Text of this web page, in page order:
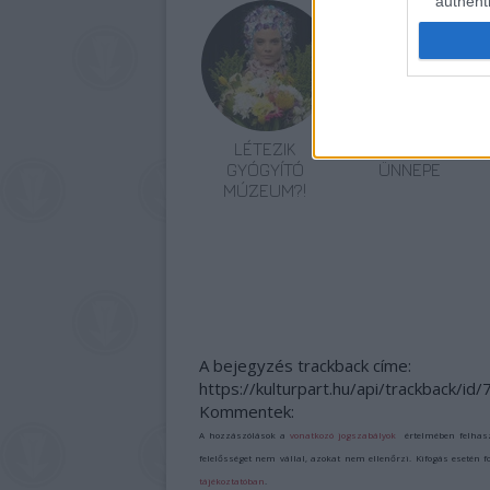
LÉTEZIK
GYÓGYÍTÓ
MÚZEUM?!
ÜNNEPE
A bejegyzés trackback címe:
https://kulturpart.hu/api/trackback/id/
Kommentek:
A hozzászólások avonatkozó jogszabályok értelmében
felelősséget nem vállal, azokat nem ellenőrzi. Kifogás esetén
tájékoztatóban